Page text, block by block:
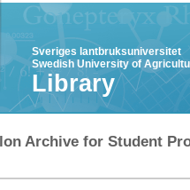
Sveriges lantbruksuniversitet
Swedish University of
Library
Archive for Student